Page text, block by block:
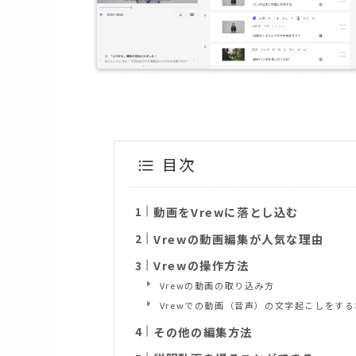
目次
動画をVrewに落とし込む
Vrewの動画編集が人気な理由
Vrewの操作方法
Vrewの動画の取り込み方
Vrewでの動画（音声）の文字起こしをす
その他の編集方法